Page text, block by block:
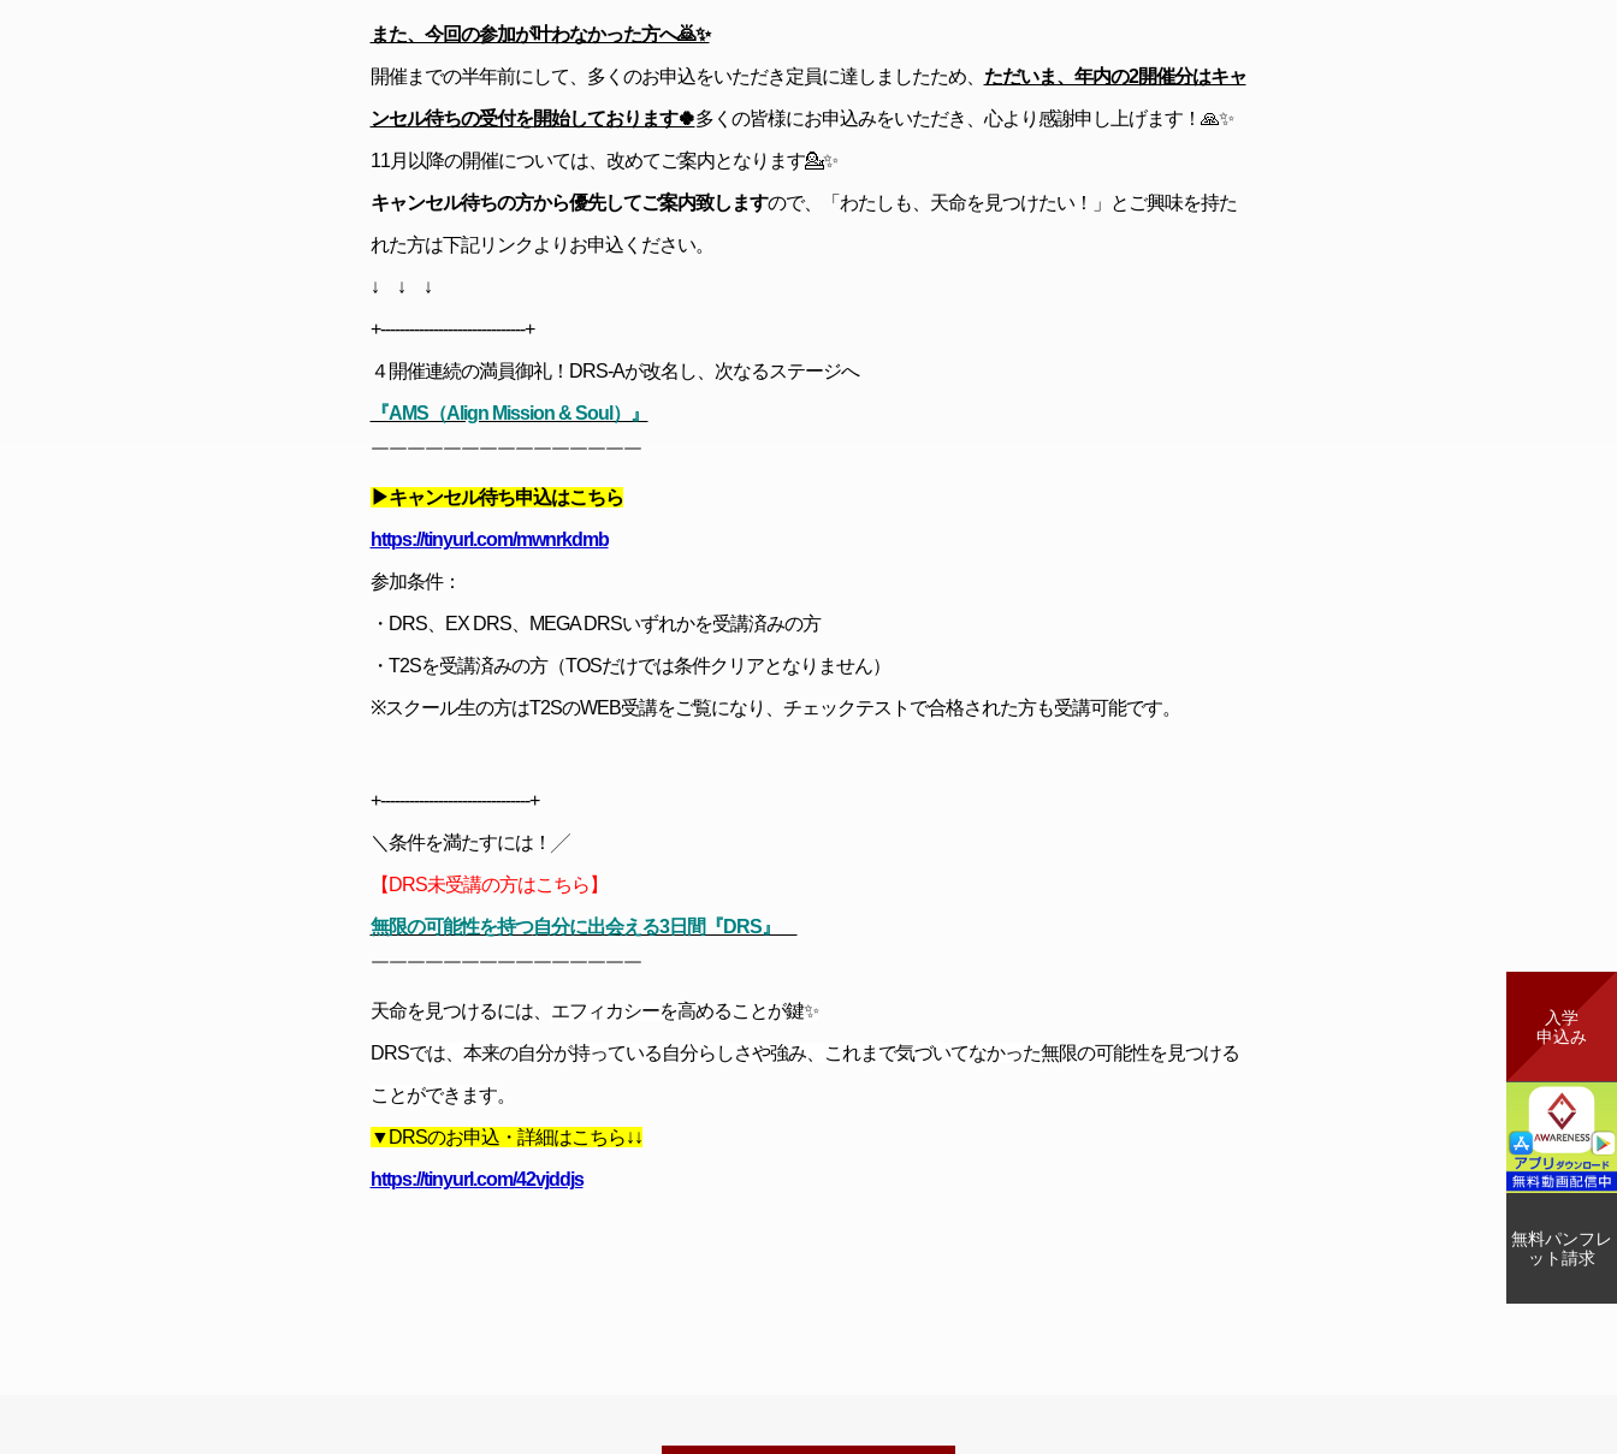
入学
申込み
無料パンフレ
ット請求
また、今回の参加が叶わなかった方へ🙇‍✨
開催までの半年前にして、多くのお申込をいただき定員に達しましたため、 ただいま、年内の2開催分はキャ
ンセル待ちの受付を開始しております🍀多くの皆様にお申込みをいただき、心より感謝申し上げます！🙏✨
11月以降の開催については、改めてご案内となります💁✨
キャンセル待ちの方から優先してご案内致しますので、「わたしも、天命を見つけたい！」とご興味を持た
れた方は下記リンクよりお申込ください。
↓ ↓ ↓
+------------------------------+
４開催連続の満員御礼！ DRS-Aが改名し、次なるステージへ
『AMS（Align Mission & Soul）』
￣￣￣￣￣￣￣￣￣￣￣￣￣￣￣
▶キャンセル待ち申込はこちら
https://tinyurl.com/mwnrkdmb
参加条件：
・DRS、EX DRS、MEGA DRSいずれかを受講済みの方
・T2Sを受講済みの方（TOSだけでは条件クリアとなりません）
※スクール生の方はT2SのWEB受講をご覧になり、チェックテストで合格された方も受講可能です。
+-------------------------------+
＼条件を満たすには！╱
【DRS未受講の方はこちら 】
無限の可能性を持つ自分に出会える3日間『DRS』
￣￣￣￣￣￣￣￣￣￣￣￣￣￣￣
天命を見つけるには、 エフィカシーを高めることが鍵✨
DRSでは、本来の自分が持っている自分らしさや強み、これまで気づいてなかった無限の可能性を見つける
ことができます。
▼DRSのお申込・詳細はこちら↓↓
https://tinyurl.com/42vjddjs